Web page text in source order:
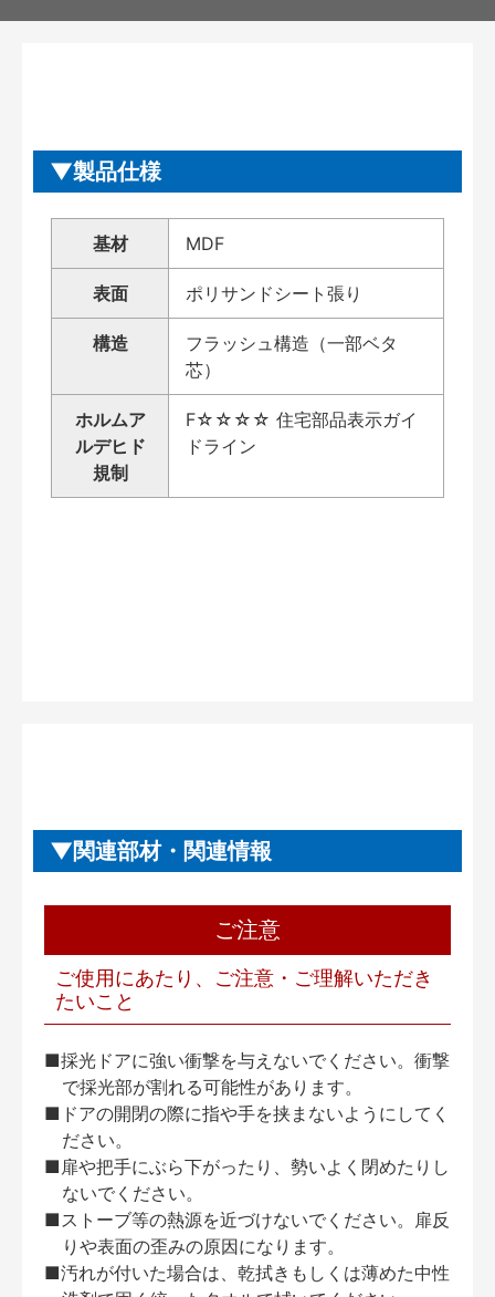
製品仕様
基材 MDF
表面 ポリサンドシート張り
構造
フラッシュ構造（一部ベタ
芯）
ホルムア
ルデヒド
規制
F☆☆☆☆ 住宅部品表示ガイ
ドライン
関連部材・関連情報
ご注意
ご使用にあたり、ご注意・ご理解いただき
たいこと
■採光ドアに強い衝撃を与えないでください。衝撃
で採光部が割れる可能性があります。
■ドアの開閉の際に指や手を挟まないようにしてく
ださい。
■扉や把手にぶら下がったり、勢いよく閉めたりし
ないでください。
■ストーブ等の熱源を近づけないでください。扉反
りや表面の歪みの原因になります。
■汚れが付いた場合は、乾拭きもしくは薄めた中性